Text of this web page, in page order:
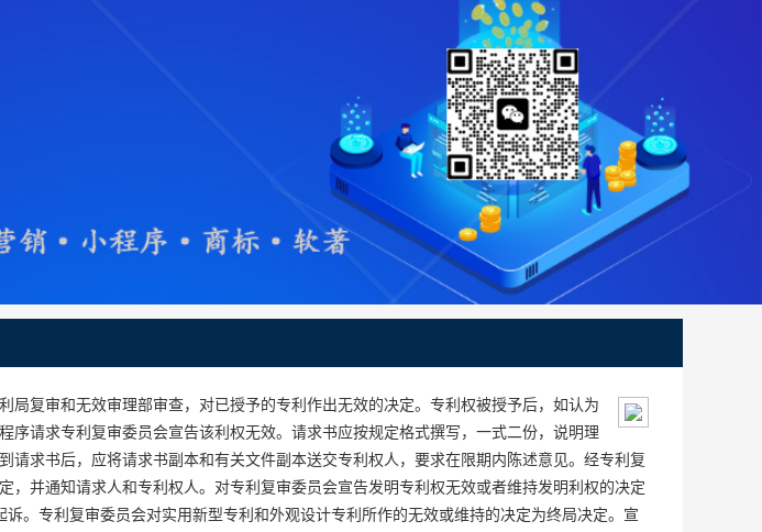
局复审和无效审理部审查，对已授予的专利作出无效的决定。专利权被授予后，如认为
序请求专利复审委员会宣告该利权无效。请求书应按规定格式撰写，一式二份，说明理
请求书后，应将请求书副本和有关文件副本送交专利权人，要求在限期内陈述意见。经专利复
，并通知请求人和专利权人。对专利复审委员会宣告发明专利权无效或者维持发明利权的决定
。专利复审委员会对实用新型专利和外观设计专利所作的无效或维持的决定为终局决定。宣